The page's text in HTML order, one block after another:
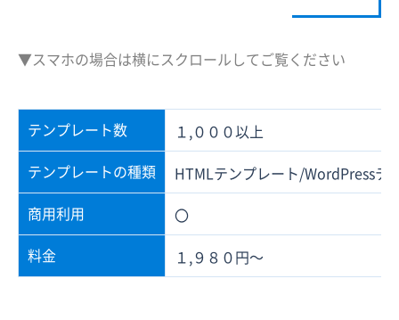
▼スマホの場合は横にスクロールしてご覧ください
テンプレート数
１,０００以上
テンプレートの種類
HTMLテンプレート/WordPressテ
商用利用
〇
料金
１,９８０円～